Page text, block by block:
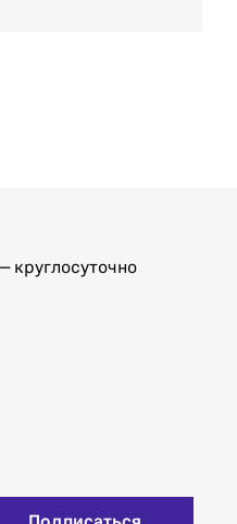
круглосуточно